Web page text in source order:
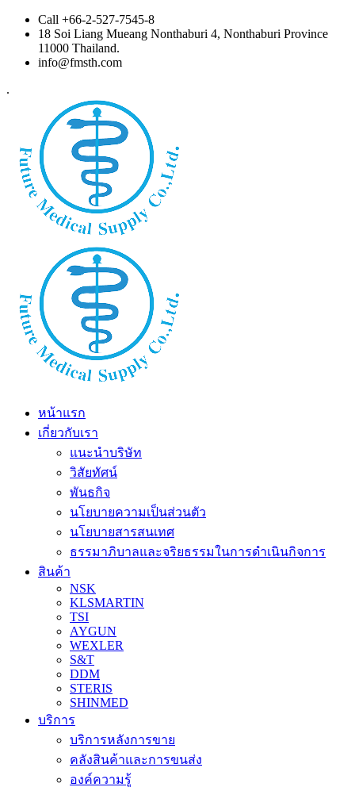
Skip
content
Call +66-2-527-7545-8
18 Soi Liang Mueang Nonthaburi 4, Nonthaburi Province
11000 Thailand.
info@fmsth.com
.
หน้าแรก
เกี่ยวกับเรา
แนะนำบริษัท
วิสัยทัศน์
พันธกิจ
นโยบายความเป็นส่วนตัว
นโยบายสารสนเทศ
ธรรมาภิบาลและจริยธรรมในการดำเนินกิจการ
สินค้า
NSK
KLSMARTIN
TSI
AYGUN
WEXLER
S&T
DDM
STERIS
SHINMED
บริการ
บริการหลังการขาย
คลังสินค้าและการขนส่ง
องค์ความรู้